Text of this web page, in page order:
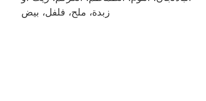
زبدة، ملح، فلفل، بيض